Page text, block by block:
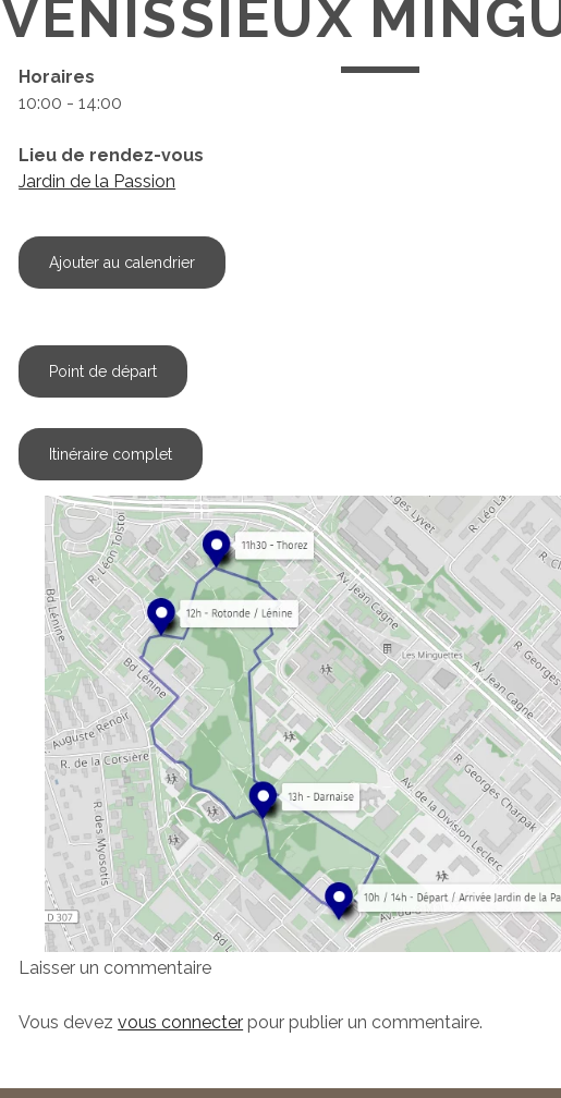
VÉNISSIEUX
Horaires
10:00 - 14:00
Lieu de rendez-vous
Jardin de la Passion
Ajouter au calendrier
Point de départ
Itinéraire complet
Laisser un commentaire
Vous devezvous connecter pour publier un commentaire.